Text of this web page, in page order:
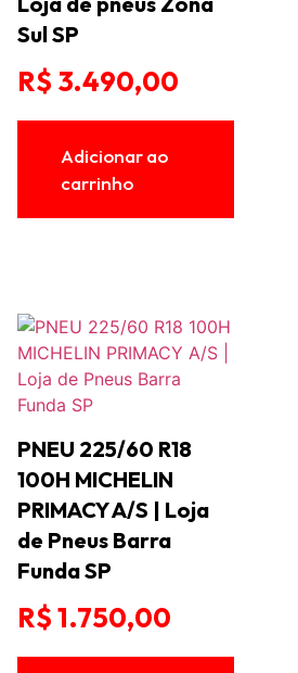
Sul SP
R$ 3.490,00
Adicionar ao
carrinho
PNEU 225/60 R18
100H MICHELIN
PRIMACY A/S | Loja
de Pneus Barra
Funda SP
R$1.750,00